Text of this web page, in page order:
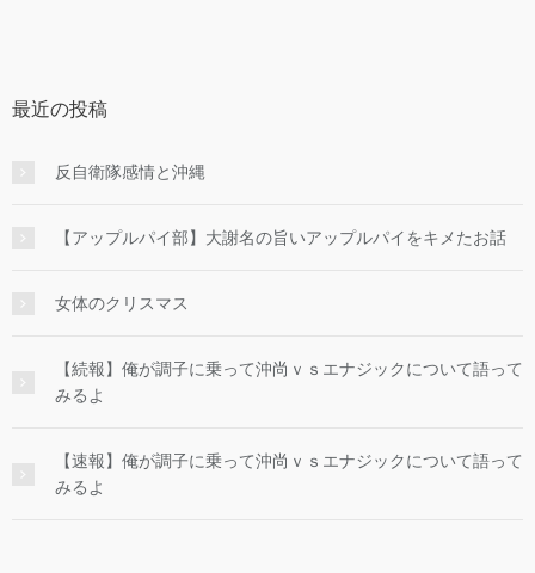
最近の投稿
反自衛隊感情と沖縄
【アップルパイ部】大謝名の旨いアップルパイをキメたお話
女体のクリスマス
【続報】俺が調子に乗って沖尚ｖｓエナジックについて語って
みるよ
【速報】俺が調子に乗って沖尚ｖｓエナジックについて語って
みるよ